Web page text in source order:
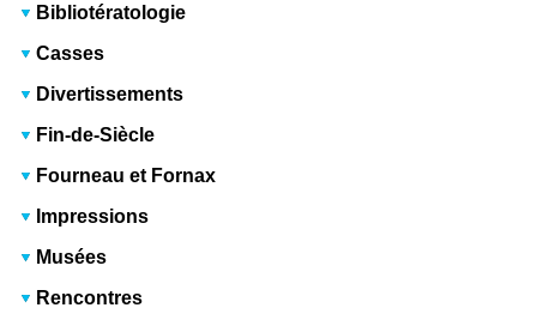
Bibliotératologie
Casses
Divertissements
Fin-de-Siècle
Fourneau et Fornax
Impressions
Musées
Rencontres